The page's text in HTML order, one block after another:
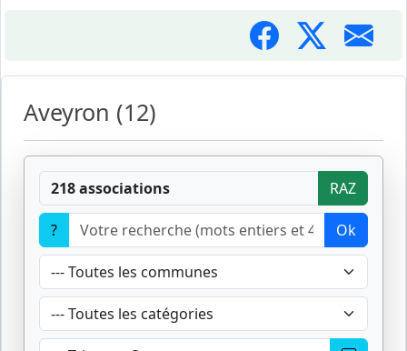
Aveyron (12)
218 associations RAZ
? Ok